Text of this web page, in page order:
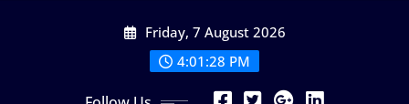
Friday, 7 August 2026
4:01:29 PM